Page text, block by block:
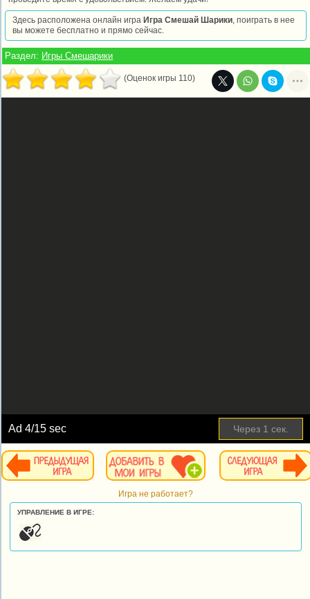
Здесь расположена онлайн игра Игра Смешай Шарики, поиграть в нее
вы можете бесплатно и прямо сейчас.
Раздел: Игры Смешарики
(Оценок игры 110)
Ad4/15 sec Через 1 сек.
Игра не работает?
УПРАВЛЕНИЕ В ИГРЕ: